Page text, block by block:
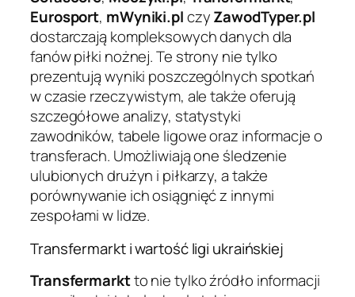
Eurosport, mWyniki.plczyZawodTyper.pl
dostarczają kompleksowych danych dla
fanów piłki nożnej. Te strony nie tylko
prezentują wyniki poszczególnych spotkań
w czasie rzeczywistym, ale także oferują
szczegółowe analizy, statystyki
zawodników, tabele ligowe oraz informacje o
transferach. Umożliwiają one śledzenie
ulubionych drużyn i piłkarzy, a także
porównywanie ich osiągnięć z innymi
zespołami w lidze.
Transfermarkt i wartość ligi ukraińskiej
Transfermarktto nie tylko źródło informacji